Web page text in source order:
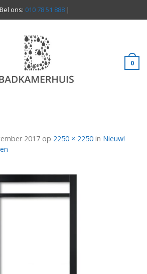
Bel ons: 010 78 51 888 |
0
2017 op 2250 × 2250 in Nieuw!